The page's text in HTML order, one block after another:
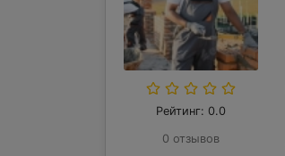
Рейтинг: 0.0
0 отзывов